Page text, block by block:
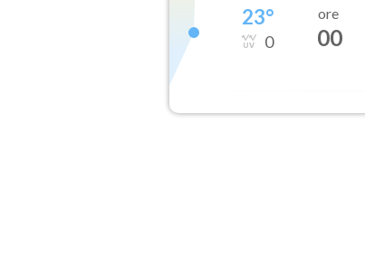
23°
0
ore
00